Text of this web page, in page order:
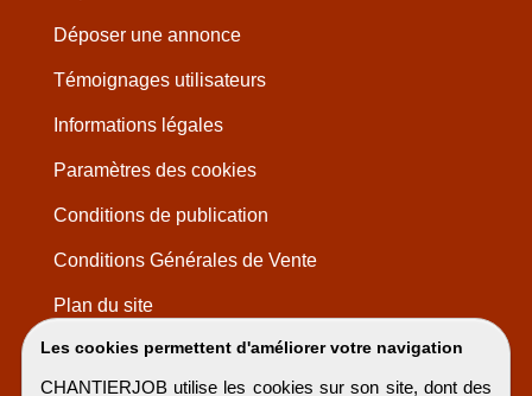
Les cookies permettent d'améliorer votre navigation
CHANTIERJOB utilise les cookies sur son site, dont des
Déposer une annonce
Témoignages utilisateurs
Informations légales
Paramètres des cookies
Conditions de publication
Conditions Générales de Vente
Plan du site